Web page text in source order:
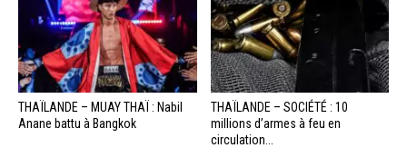
THAÏLANDE – MUAY THAÏ : Nabil
Anane battu à Bangkok
THAÏLANDE – SOCIÉTÉ : 10
millions d’armes à feu en
circulation...